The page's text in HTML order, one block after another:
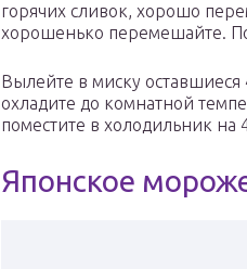
горячих сливок, хорошо
хорошенько перемешайте.
Вылейте в миску
охладите до комнатной
поместите в холодильник
Японское